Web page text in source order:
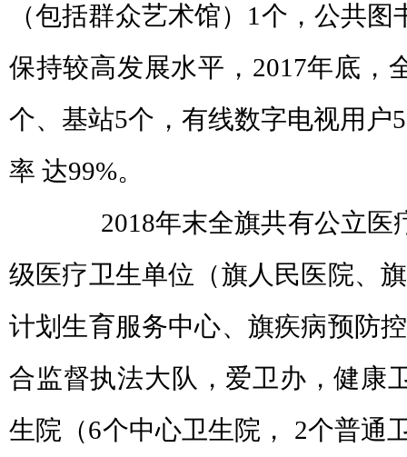
（包括群众艺术馆）1个，公共
保持较高发展水平，2017年底，
个、基站5个，有线数字电视用户
率 达99%。
2018年末全旗共有公立医
级医疗卫生单位（旗人民医院、
计划生育服务中心、旗疾病预防
合监督执法大队，爱卫办，健康
生院（6个中心卫生院， 2个普通